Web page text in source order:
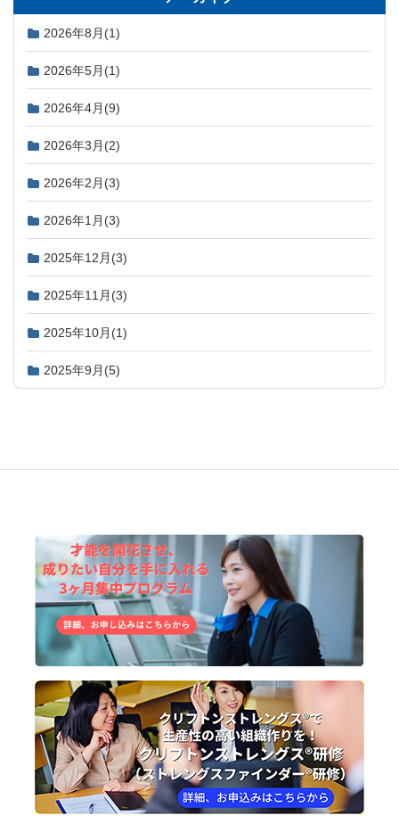
2026年8月 (1)
2026年5月 (1)
2026年4月 (9)
2026年3月 (2)
2026年2月 (3)
2026年1月 (3)
2025年12月 (3)
2025年11月 (3)
2025年10月 (1)
2025年9月 (5)